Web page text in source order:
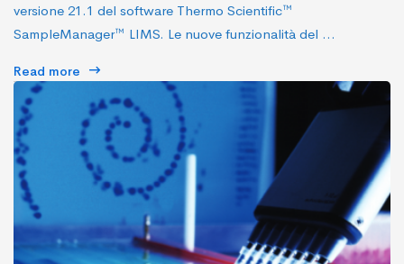
versione 21.1 del software Thermo Scientific™
SampleManager™ LIMS. Le nuove funzionalità del …
Read more